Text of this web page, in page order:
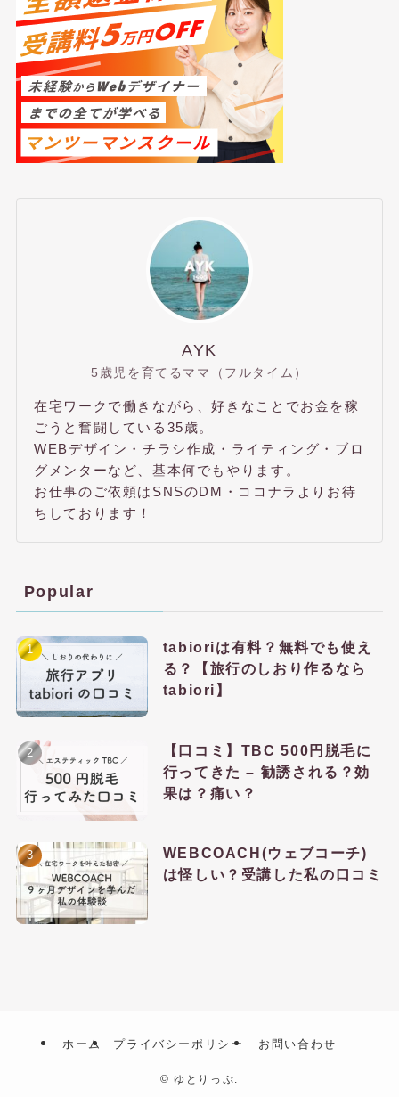
AYK
5歳児を育てるママ（フルタイム）
在宅ワークで働きながら、好きなことでお金を稼
ごうと奮闘している35歳。
WEBデザイン・チラシ作成・ライティング・ブロ
グメンターなど、基本何でもやります。
お仕事のご依頼はSNSのDM・ココナラよりお待
ちしております！
Popular
tabioriは有料？無料でも使え
る？【旅行のしおり作るなら
tabiori】
【口コミ】TBC 500円脱毛に
行ってきた – 勧誘される？効
果は？痛い？
WEBCOACH(ウェブコーチ)
は怪しい？受講した私の口コミ
ホーム プライバシーポリシー お問い合わせ
© ゆとりっぷ.